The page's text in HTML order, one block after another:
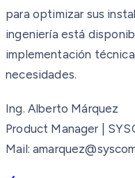
para optimizar sus
ingeniería está
implementación
necesidades.
Ing. Alberto Márquez
Product Manager |
Mail: